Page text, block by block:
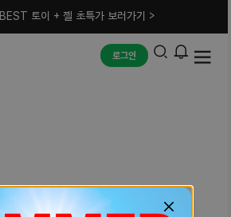
BEST 토이 + 젤 초특가 보러가기 >
로그인